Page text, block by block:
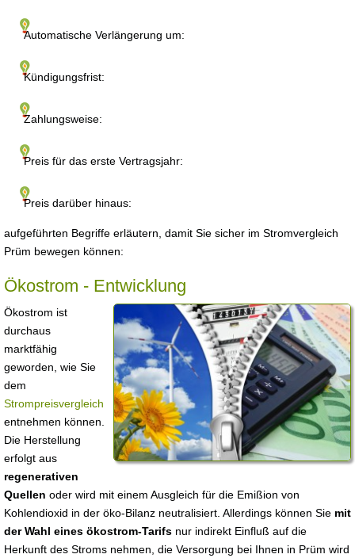
Automatische Verlängerung um:
Kündigungsfrist:
Zahlungsweise:
Preis für das erste Vertragsjahr:
Preis darüber hinaus:
aufgeführten Begriffe erläutern, damit Sie sicher im Stromvergleich
Prüm bewegen können:
Ökostrom - Entwicklung
Ökostrom ist
durchaus
marktfähig
geworden, wie Sie
dem
Strompreisvergleich
entnehmen können.
Die Herstellung
erfolgt aus
regenerativen
Quellen oder wird mit einem Ausgleich für die Emißion von
Kohlendioxid in der öko-Bilanz neutralisiert. Allerdings können Sie mit
der Wahl eines ökostrom-Tarifs nur indirekt Einfluß auf die
Herkunft des Stroms nehmen, die Versorgung bei Ihnen in Prüm wird